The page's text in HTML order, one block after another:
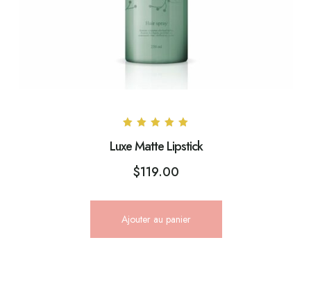
5.00
sur 5
Luxe Matte Lipstick
$119.00
Ajouter au panier